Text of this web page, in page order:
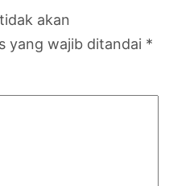
akan
yang wajib ditandai *